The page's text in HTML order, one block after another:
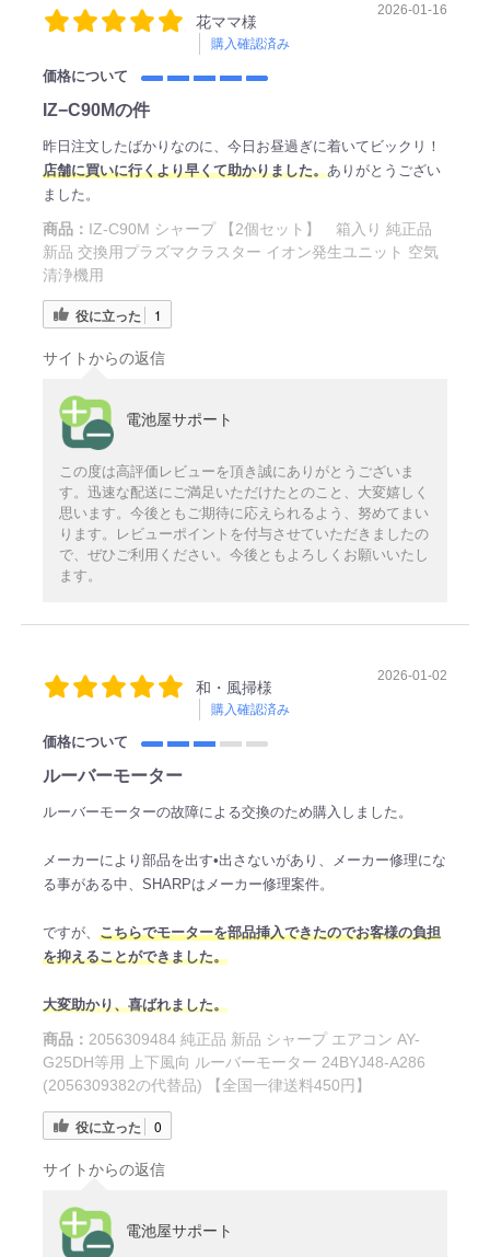
花ママ様
購入確認済み
2026-01-16
価格について
IZ−C90Mの件
昨日注文したばかりなのに、今日お昼過ぎに着いてビックリ！
店舗に買いに行くより早くて助かりました。ありがとうござい
ました。
商品： IZ-C90M シャープ 【2個セット】 箱入り 純正品
新品 交換用プラズマクラスター イオン発生ユニット 空気
清浄機用
役に立った 1
サイトからの返信
電池屋サポート
この度は高評価レビューを頂き誠にありがとうございま
す。迅速な配送にご満足いただけたとのこと、大変嬉しく
思います。今後ともご期待に応えられるよう、努めてまい
ります。レビューポイントを付与させていただきましたの
で、ぜひご利用ください。今後ともよろしくお願いいたし
ます。
和・風掃様
購入確認済み
2026-01-02
価格について
ルーバーモーター
ルーバーモーターの故障による交換のため購入しました。
メーカーにより部品を出す•出さないがあり、メーカー修理にな
る事がある中、SHARPはメーカー修理案件。
ですが、 こちらでモーターを部品挿入できたのでお客様の負担
を抑えることができました。
大変助かり、喜ばれました。
商品： 2056309484 純正品 新品 シャープ エアコン AY-
G25DH等用 上下風向 ルーバーモーター 24BYJ48-A286
(2056309382の代替品) 【全国一律送料450円】
役に立った 0
サイトからの返信
電池屋サポート